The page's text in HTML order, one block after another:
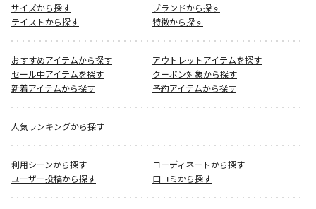
サイズから探す
ブランドから探す
テイストから探す
特徴から探す
おすすめアイテムから探す
アウトレットアイテムを探す
セール中アイテムを探す
クーポン対象から探す
新着アイテムから探す
予約アイテムから探す
人気ランキングから探す
利用シーンから探す
コーディネートから探す
ユーザー投稿から探す
口コミから探す